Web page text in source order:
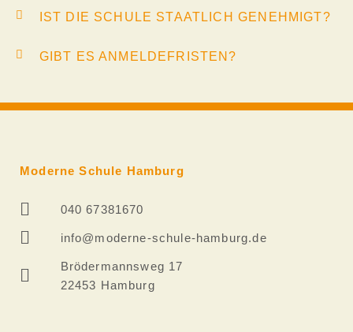
IST DIE SCHULE STAATLICH GENEHMIGT?
GIBT ES ANMELDEFRISTEN?
Moderne Schule Hamburg
040 67381670
info@moderne-schule-hamburg.de
Brödermannsweg 17
22453 Hamburg